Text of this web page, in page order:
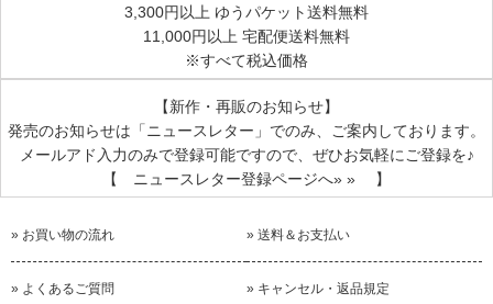
3,300円以上 ゆうパケット送料無料
11,000円以上 宅配便送料無料
※すべて税込価格
【新作・再販のお知らせ】
発売のお知らせは 「ニュースレター」 でのみ、ご案内しております。
メールアド入力のみで登録可能ですので、ぜひお気軽にご登録を♪
【 ニュースレター登録ページへ» » 】
» お買い物の流れ » 送料＆お支払い
» よくあるご質問 » キャンセル・返品規定